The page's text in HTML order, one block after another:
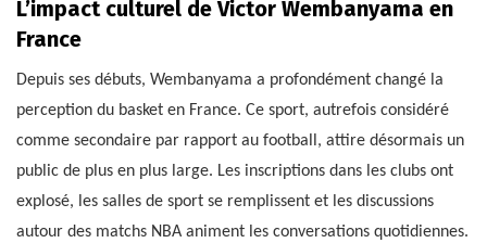
L’impact culturel de Victor Wembanyama en
France
Depuis ses débuts, Wembanyama a profondément changé la
perception du basket en France. Ce sport, autrefois considéré
comme secondaire par rapport au football, attire désormais un
public de plus en plus large. Les inscriptions dans les clubs ont
explosé, les salles de sport se remplissent et les discussions
autour des matchs NBA animent les conversations quotidiennes.